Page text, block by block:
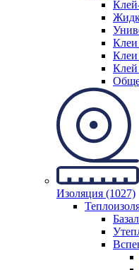
Клеи
Клеи
Изоляция (1027)